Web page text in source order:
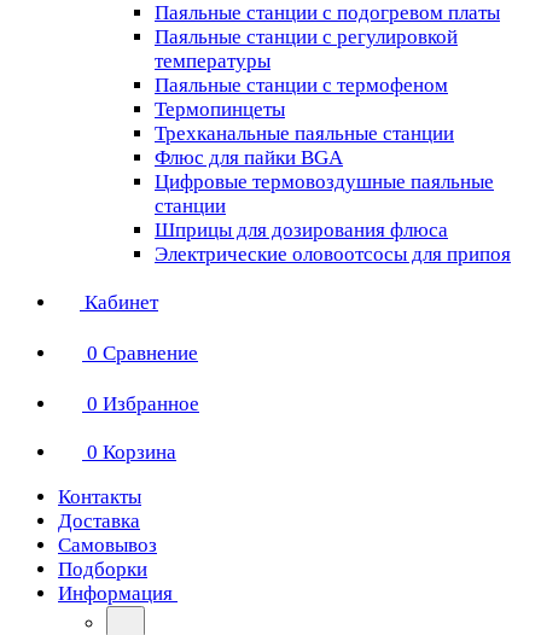
Паяльные станции с подогревом платы
Паяльные станции с регулировкой
температуры
Паяльные станции с термофеном
Термопинцеты
Трехканальные паяльные станции
Флюс для пайки BGA
Цифровые термовоздушные паяльные
станции
Шприцы для дозирования флюса
Электрические оловоотсосы для припоя
Кабинет
0 Сравнение
0 Избранное
0 Корзина
Контакты
Доставка
Самовывоз
Подборки
Информация